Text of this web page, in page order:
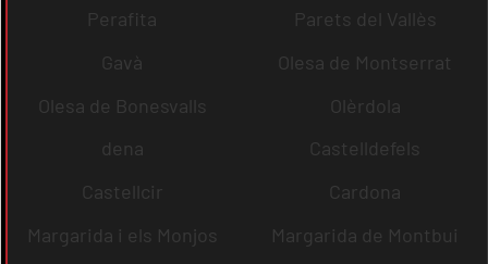
Perafita
Parets del Vallès
Gavà
Olesa de Montserrat
Olesa de Bonesvalls
Olèrdola
dena
Castelldefels
Castellcir
Cardona
Margarida i els Monjos
Margarida de Montbui